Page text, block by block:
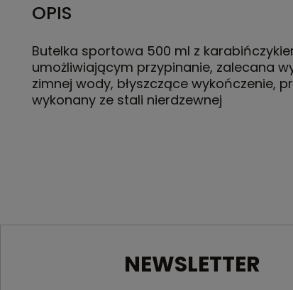
OPIS
Butelka sportowa 500 ml z
umożliwiającym przypinanie, zalecana
zimnej wody, błyszczące wykończenie,
wykonany ze stali nierdzewnej
NEWSLETTER